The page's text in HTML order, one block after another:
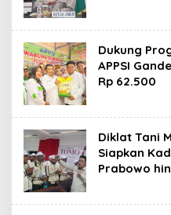
Dukung
APPSI
Rp 62.500
Diklat Tani
Siapkan
Prabowo